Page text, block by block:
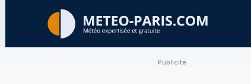
expertisés